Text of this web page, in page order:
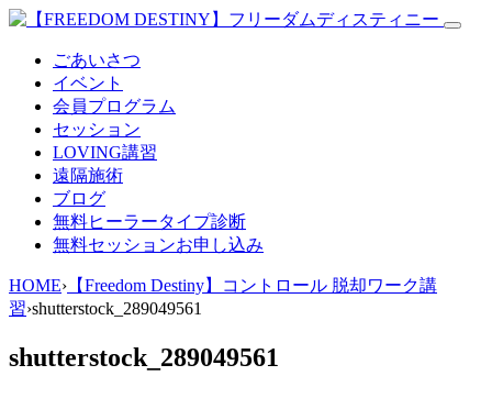
ごあいさつ
イベント
会員プログラム
セッション
LOVING講習
遠隔施術
ブログ
無料ヒーラータイプ診断
無料セッションお申し込み
HOME› 【Freedom Destiny】コントロール 脱却ワーク講
習›shutterstock_289049561
shutterstock_289049561